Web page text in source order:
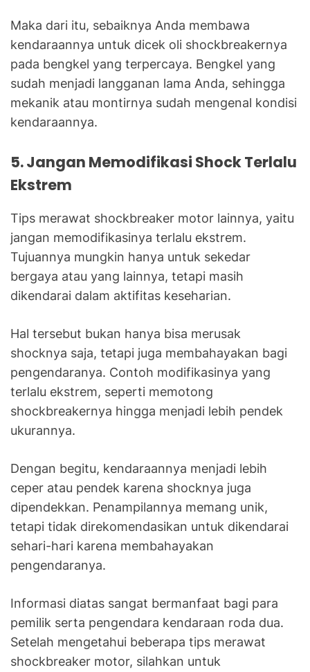
Maka dari itu, sebaiknya Anda membawa
kendaraannya untuk dicek oli shockbreakernya
pada bengkel yang terpercaya. Bengkel yang
sudah menjadi langganan lama Anda, sehingga
mekanik atau montirnya sudah mengenal kondisi
kendaraannya.
5. Jangan Memodifikasi Shock Terlalu
Ekstrem
Tips merawat shockbreaker motor lainnya, yaitu
jangan memodifikasinya terlalu ekstrem.
Tujuannya mungkin hanya untuk sekedar
bergaya atau yang lainnya, tetapi masih
dikendarai dalam aktifitas keseharian.
Hal tersebut bukan hanya bisa merusak
shocknya saja, tetapi juga membahayakan bagi
pengendaranya. Contoh modifikasinya yang
terlalu ekstrem, seperti memotong
shockbreakernya hingga menjadi lebih pendek
ukurannya.
Dengan begitu, kendaraannya menjadi lebih
ceper atau pendek karena shocknya juga
dipendekkan. Penampilannya memang unik,
tetapi tidak direkomendasikan untuk dikendarai
sehari-hari karena membahayakan
pengendaranya.
Informasi diatas sangat bermanfaat bagi para
pemilik serta pengendara kendaraan roda dua.
Setelah mengetahui beberapa tips merawat
shockbreaker motor, silahkan untuk